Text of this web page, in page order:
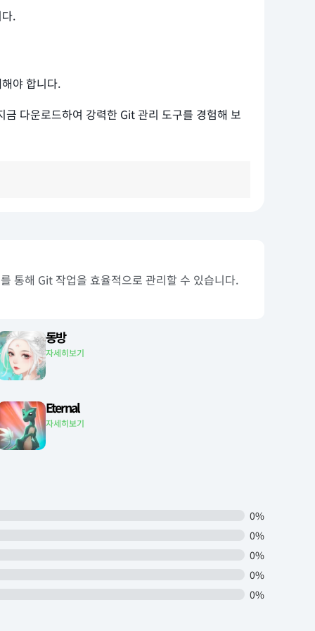
.
야 합니다.
다운로드하여 강력한 Git 관리 도구를 경험해 보
통해 Git 작업을 효율적으로 관리할 수 있습니다.
동방
자세히보기
Eternal
자세히보기
0%
0%
0%
0%
0%